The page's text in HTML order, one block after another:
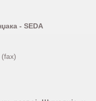
- SEDA